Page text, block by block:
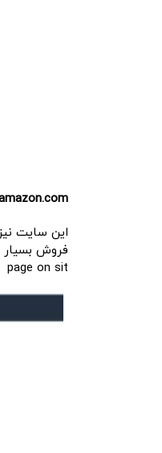
فروش بسیار
page on sit و بالا رفتن نرخ کلیک براش مهم نباشه خلاصه خودشو به چالش نکشونده چون یم برند معروف است.